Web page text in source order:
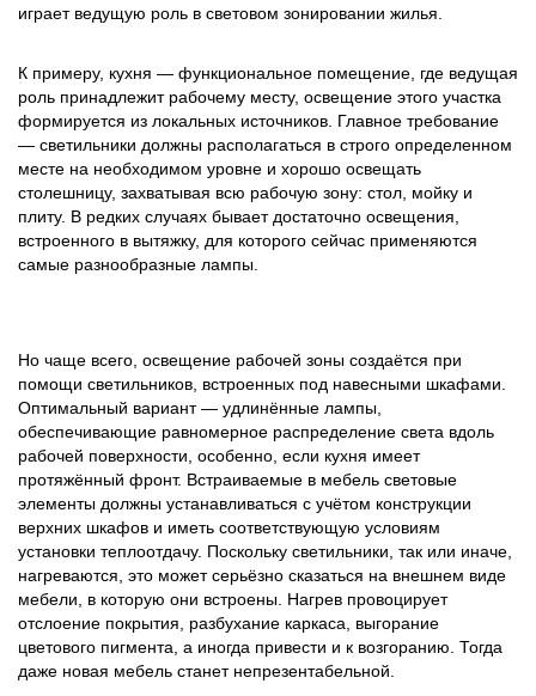
играет ведущую роль в световом зонировании жилья.
К примеру, кухня — функциональное помещение, где ведущая
роль принадлежит рабочему месту, освещение этого участка
формируется из локальных источников. Главное требование
— светильники должны располагаться в строго определенном
месте на необходимом уровне и хорошо освещать
столешницу, захватывая всю рабочую зону: стол, мойку и
плиту. В редких случаях бывает достаточно освещения,
встроенного в вытяжку, для которого сейчас применяются
самые разнообразные лампы.
Но чаще всего, освещение рабочей зоны создаётся при
помощи светильников, встроенных под навесными шкафами.
Оптимальный вариант — удлинённые лампы,
обеспечивающие равномерное распределение света вдоль
рабочей поверхности, особенно, если кухня имеет
протяжённый фронт. Встраиваемые в мебель световые
элементы должны устанавливаться с учётом конструкции
верхних шкафов и иметь соответствующую условиям
установки теплоотдачу. Поскольку светильники, так или иначе,
нагреваются, это может серьёзно сказаться на внешнем виде
мебели, в которую они встроены. Нагрев провоцирует
отслоение покрытия, разбухание каркаса, выгорание
цветового пигмента, а иногда привести и к возгоранию. Тогда
даже новая мебель станет непрезентабельной.